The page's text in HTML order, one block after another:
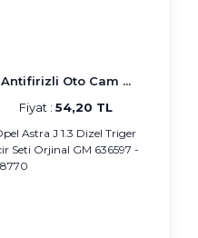
Antifirizli Oto Cam ...
Fiyat : 54,20 TL